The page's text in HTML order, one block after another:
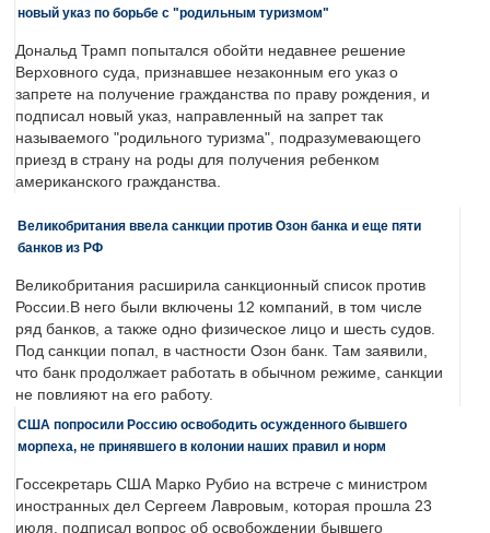
новый указ по борьбе с "родильным туризмом"
Дональд Трамп попытался обойти недавнее решение
Верховного суда, признавшее незаконным его указ о
запрете на получение гражданства по праву рождения, и
подписал новый указ, направленный на запрет так
называемого "родильного туризма", подразумевающего
приезд в страну на роды для получения ребенком
американского гражданства.
Великобритания ввела санкции против Озон банка и еще пяти
банков из РФ
Великобритания расширила санкционный список против
России.В него были включены 12 компаний, в том числе
ряд банков, а также одно физическое лицо и шесть судов.
Под санкции попал, в частности Озон банк. Там заявили,
что банк продолжает работать в обычном режиме, санкции
не повлияют на его работу.
США попросили Россию освободить осужденного бывшего
морпеха, не принявшего в колонии наших правил и норм
Госсекретарь США Марко Рубио на встрече с министром
иностранных дел Сергеем Лавровым, которая прошла 23
июля, подписал вопрос об освобождении бывшего